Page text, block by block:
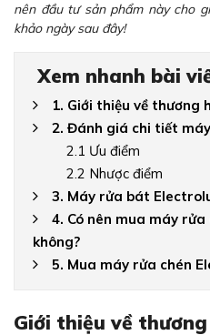
nên đầu tư sản phẩm này cho
khảo ngày sau đây!
Xem nhanh bài
1. Giới thiệu về thương
2. Đánh giá chi tiết
2.1 Ưu điểm
2.2 Nhược điểm
3. Máy rửa bát
4. Có nên mua máy
không?
5. Mua máy rửa chén
Giới thiệu về